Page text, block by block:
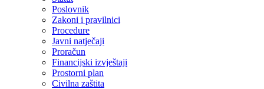
Poslovnik
Zakoni i pravilnici
Procedure
Javni natječaji
Proračun
Financijski izvještaji
Prostorni plan
Civilna zaštita